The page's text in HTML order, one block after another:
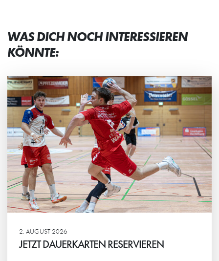
WAS DICH NOCH INTERESSIEREN
KÖNNTE:
2. AUGUST 2026
JETZT DAUERKARTEN RESERVIEREN